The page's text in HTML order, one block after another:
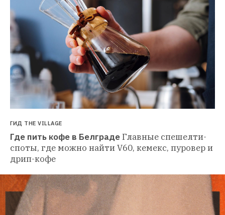
ГИД THE VILLAGE
Где пить кофе в БелградеГлавные спешелти-
споты, где можно найти V60, кемекс, пуровер и
дрип-кофе